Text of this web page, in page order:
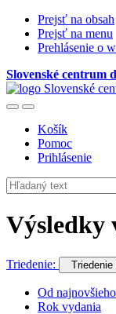
Prejsť na obsah
Prejsť na menu
Prehlásenie o
Slovenské centrum
Košík
Pomoc
Prihlásenie
Výsledky
Triedenie: Triedenie
Od najnovšieho
Rok vydania